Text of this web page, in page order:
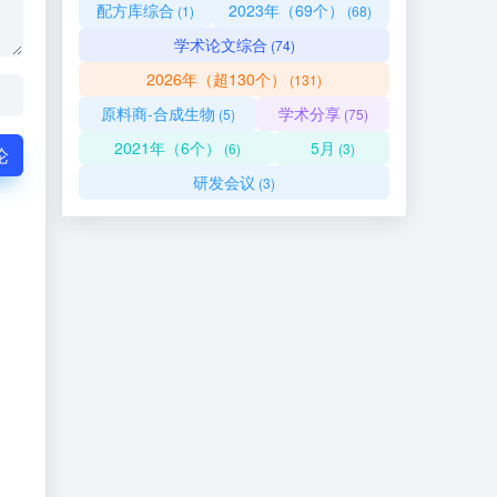
配方库综合 (1) 2023年（69个） (68)
学术论文综合 (74)
2026年（超130个） (131)
原料商-合成生物 (5) 学术分享(75)
2021年（6个） (6) 5月 (3)
研发会议 (3)